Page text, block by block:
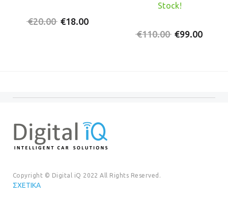
€20.00 Original
€18.00
€110.00 Original
€99.00
Stock!
Copyright © Digital iQ 2022 All Rights Reserved.
ΣΧΕΤΙΚΆ